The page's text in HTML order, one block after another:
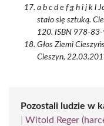
a b c d e f g h i j k l
stało się sztuką.
120. ISBN 978-
Głos Ziemi
Cieszyn,
Pozostali ludzie w
Witold Reger